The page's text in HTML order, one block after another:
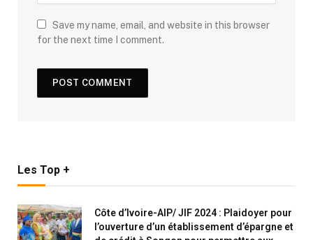
Save my name, email, and website in this browser
for the next time I comment.
Les Top +
Côte d’Ivoire-AIP/ JIF 2024 : Plaidoyer pour
l’ouverture d’un établissement d’épargne et